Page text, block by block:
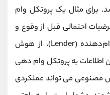
برای مثال یک پروتکل وام
احتمالی قبل از وقوع و
نظارت مداوم بر سطح وثیقه وام‌دهنده (Lender)، از هوش
به پروتکل وام‌ دهی
مصنوعی می تواند عملکردی